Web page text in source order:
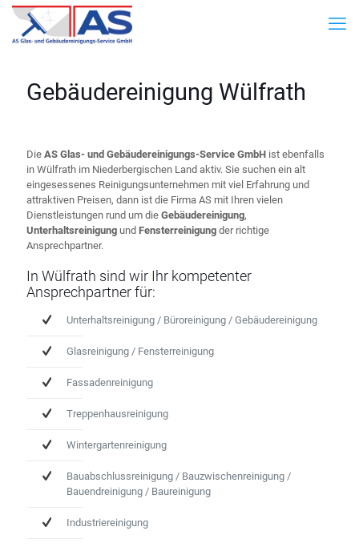
Gebäudereinigung Wülfrath
Die AS Glas- und Gebäudereinigungs-Service GmbH ist ebenfalls
in Wülfrath im Niederbergischen Land aktiv. Sie suchen ein alt
eingesessenes Reinigungsunternehmen mit viel Erfahrung und
attraktiven Preisen, dann ist die Firma AS mit Ihren vielen
Dienstleistungen rund um die Gebäudereinigung,
Unterhaltsreinigung und Fensterreinigung der richtige
Ansprechpartner.
In Wülfrath sind wir Ihr kompetenter
Ansprechpartner für:
Unterhaltsreinigung / Büroreinigung / Gebäudereinigung
Glasreinigung / Fensterreinigung
Fassadenreinigung
Treppenhausreinigung
Wintergartenreinigung
Bauabschlussreinigung / Bauzwischenreinigung /
Bauendreinigung / Baureinigung
Industriereinigung